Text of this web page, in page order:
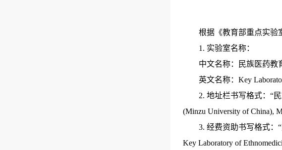
根据《教育部重点实验
1. 实验室名称：
中文名称：民族医药教
英文名称：Key
2. 地址栏书写格式：“
(Minzu University of China),
3. 经费资助书写格式：
Key Laboratory of